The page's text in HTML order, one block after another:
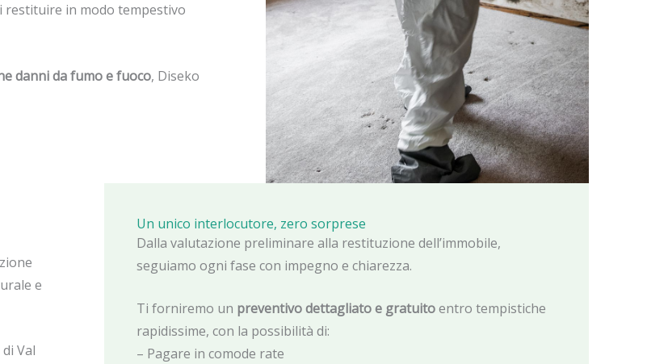
restituire in modo tempestivo
danni da fumo e fuoco, Diseko
e
Val
Un unico interlocutore, zero sorprese
Dalla valutazione preliminare alla restituzione dell’immobile,
seguiamo ogni fase con impegno e chiarezza.
Ti forniremo un preventivo dettagliato e gratuitoentro tempistiche
rapidissime, con la possibilità di:
– Pagare in comode rate